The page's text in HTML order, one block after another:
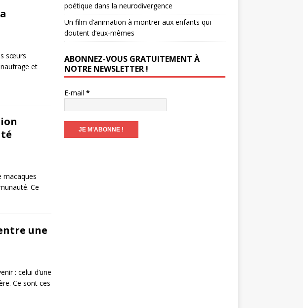
sœurs
et
macaques
Ce
une
: celui d’une
Ce sont ces
poétique dans la neurodivergence
Un film d’animation à montrer aux enfants qui
doutent d’eux-mêmes
ABONNEZ-VOUS GRATUITEMENT À
NOTRE NEWSLETTER !
E-mail *